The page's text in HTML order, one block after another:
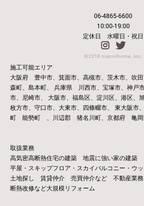
06-4865-6600
10:00-19:00
定休日 水曜日・祝日
施工可能エリア
大阪府 豊中市、箕面市、高槻市、茨木市、吹
森町、島本町、
兵庫県 川西市、宝塚市、神戸
市、尼崎市、
大阪市、福島区、淀川区、港区、
枚方市、守口市、大東市、四條畷市、
東大阪市
町 能勢町 、川辺郡 猪名川町、京都府 亀岡
取扱業務
高気密高断熱住宅の建築 地震に強い家の建築
平屋・スキップフロア・スカイバルコニー・ウ
土地探し 賃貸仲介 売買仲介など 不動産業務
断熱改修など大規模リフォーム